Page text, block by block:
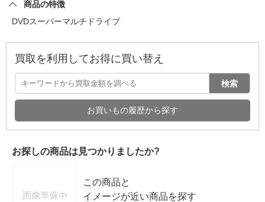
商品の特徴
DVDスーパーマルチドライブ
買取を利用してお得に買い替え
検索
お買いもの履歴から探す
お探しの商品は見つかりましたか?
この商品と
イメージが近い商品を探す